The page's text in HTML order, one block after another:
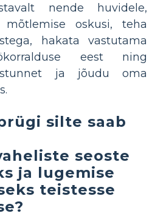
nende huvidele,
oskusi, teha
hakata vastutama
eest ning
ja jõudu oma
silte saab
seoste
ja lugemise
teistesse